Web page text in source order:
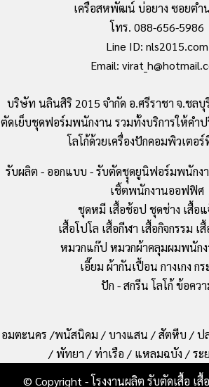
เครือสหพัฒน์ บ่อยาง ซอยตำ
โทร. 088-656-5986
Line ID: nls2015.com
Email:
บริษัท นลินสิริ 2015 จำกัด อ.ศรีราชา จ.ชลบุ
ตัดเย็บชุดฟอร์มพนักงาน รวมทั้งบริการให้คำ
โลโก้ด้วยเครื่องปักคอมพิวเตอ
รับผลิต - ออกแบบ - รับตัดชุุดยูนิฟอร์มพนักง
เชิ้ตพนักงานออฟฟิศ
ชุดหมี เสื้อช้อป ชุดช่าง เสื้อแ
เสื้อโปโล เสื้อกีฬา เสื้อกิจกรรม เ
หมวกแก๊ป หมวกผ้าคลุมผมพนักง
เอี๊ยม ผ้ากันเปื้อน กางเกง กร
ปัก - สกรีน โลโก้ ข้อคว
อมตะนคร /พนัสนิคม / บางแสน / สัตหีบ / ป
/ พัทยา / ท่าเรือ / แหลมฉบัง / ระ
© Copyright - โรงงานผลิต รับตัดเสื้อ เ